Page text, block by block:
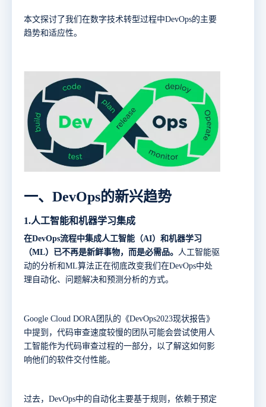
本文探讨了我们在数字技术转型过程中DevOps的主要
趋势和适应性。
一、 DevOps的新兴趋势
1.人工智能和机器学习集成
在DevOps流程中集成人工智能（AI）和机器学习
（ML）已不再是新鲜事物，而是必需品。
人工智能驱
动的分析和ML算法正在彻底改变我们在DevOps中处
理自动化、问题解决和预测分析的方式。
Google Cloud DORA 团队的《DevOps2023现状报告》
中提到，代码审查速度较慢的团队可能会尝试使用人
工智能作为代码审查过程的一部分，以了解这如何影
响他们的软件交付性能。
过去， DevOps中的自动化主要基于规则，依赖于预定